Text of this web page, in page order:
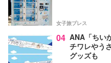
女子旅プレス
04 ANA「ちい
チワレやう
グッズも